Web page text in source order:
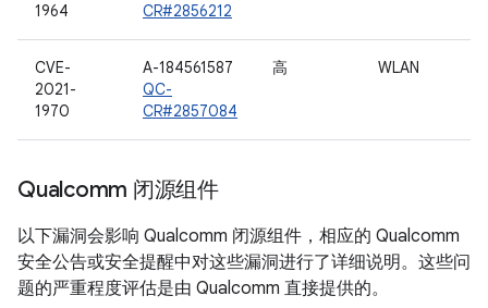
1964
CR#2856212
CVE-
2021-
1970
A-184561587
QC-
CR#2857084
高 WLAN
Qualcomm 闭源组件
以下漏洞会影响 Qualcomm 闭源组件，相应的 Qualcomm
安全公告或安全提醒中对这些漏洞进行了详细说明。这些问
题的严重程度评估是由 Qualcomm 直接提供的。